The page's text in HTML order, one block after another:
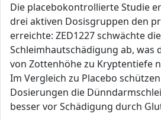
Die placebokontrollierte Studie
drei aktiven Dosisgruppen den
erreichte: ZED1227 schwächte
Schleimhautschädigung ab, was
von Zottenhöhe zu Kryptentiefe
Im Vergleich zu Placebo
Dosierungen die
besser vor Schädigung durch